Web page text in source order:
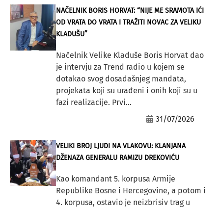
NAČELNIK BORIS HORVAT: “NIJE ME SRAMOTA IĆI
OD VRATA DO VRATA I TRAŽITI NOVAC ZA VELIKU
KLADUŠU”
Načelnik Velike Kladuše Boris Horvat dao
je intervju za Trend radio u kojem se
dotakao svog dosadašnjeg mandata,
projekata koji su urađeni i onih koji su u
fazi realizacije. Prvi...
31/07/2026
VELIKI BROJ LJUDI NA VLAKOVU: KLANJANA
DŽENAZA GENERALU RAMIZU DREKOVIĆU
Kao komandant 5. korpusa Armije
Republike Bosne i Hercegovine, a potom i
4. korpusa, ostavio je neizbrisiv trag u